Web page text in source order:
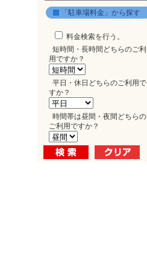
「駐車場料金」から探す
料金検索を行う。
短時間・長時間どちらのご利
用ですか？
平日・休日どちらのご利用で
すか？
時間帯は昼間・夜間どちらの
ご利用ですか？